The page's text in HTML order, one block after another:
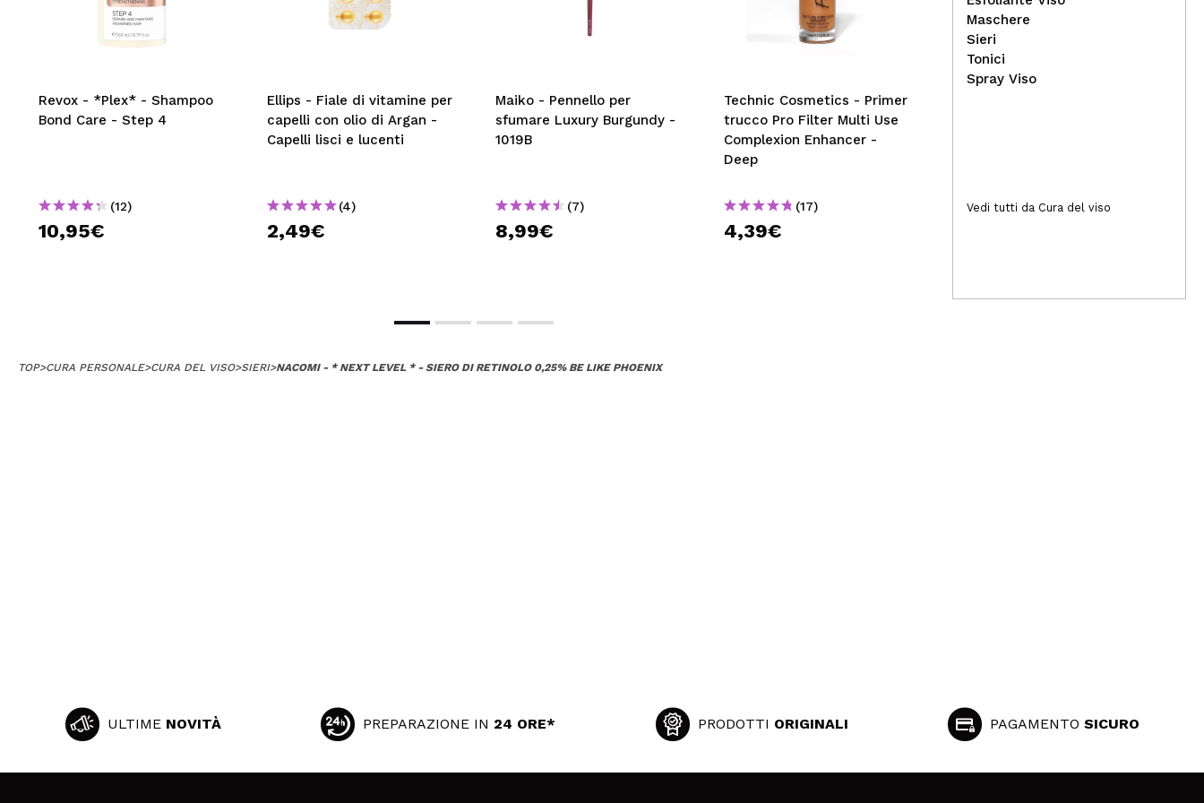
Revox - *Plex* - Shampoo
Bond Care - Step 4
(12)
10,95€
Ellips - Fiale di vitamine per
capelli con olio di Argan -
Capelli lisci e lucenti
(4)
2,49€
Maiko - Pennello per
sfumare Luxury Burgundy -
1019B
(7)
8,99€
Technic Cosmetics - Primer
trucco Pro Filter Multi Use
Complexion Enhancer -
Deep
(17)
4,39€
donna 30ml - Saphir
Perfect Woman
(2)
Maschere
Sieri
Tonici
Spray Viso
Vedi tutti da Cura del viso
TOP>CURA PERSONALE>CURA DEL VISO>SIERI>NACOMI - * NEXT LEVEL * - SIERO DI RETINOLO 0,25% BE LIKE PHOENIX
ULTIME NOVITÀ PREPARAZIONE IN 24 ORE* PRODOTTI ORIGINALI PAGAMENTO SICURO